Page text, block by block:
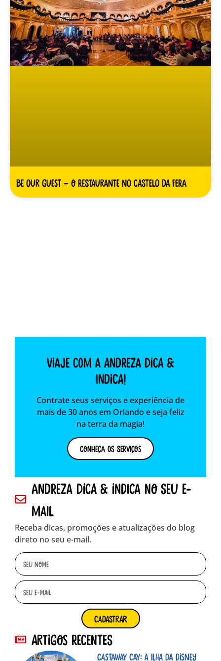
Be Our Guest – O restaurante no castelo da Fera
Viaje com a Andreza dica &
indica!
Contrate seus serviços e experiência de
mais de 30 anos em Orlando e seja feliz
na terra da magia!
Conheça os Serviços
andreza dica & indica no seu e-
mail
Receba dicas, promoções e atualizações do blog
direto no seu e-mail.
cadastrar
Artigos Recentes
Castaway Cay: A ilha da Disney